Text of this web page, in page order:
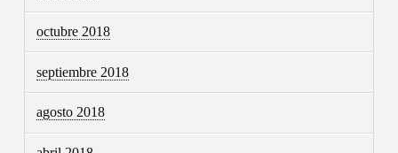
octubre 2018
septiembre 2018
agosto 2018